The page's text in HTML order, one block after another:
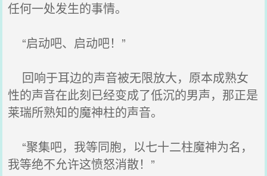
任何一处发生的事情。
“启动吧、启动吧！”
回响于耳边的声音被无限放大，原本成熟女
性的声音在此刻已经变成了低沉的男声，那正是
莱瑞所熟知的魔神柱的声音。
“聚集吧，我等同胞，以七十二柱魔神为名，
我等绝不允许这愤怒消散！”